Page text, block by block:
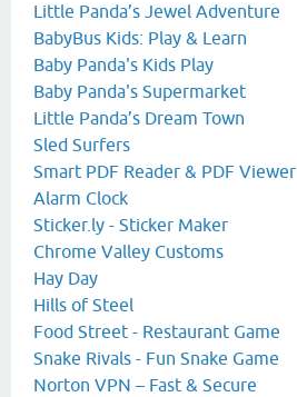
Little Panda’s Jewel Adventure
BabyBus Kids: Play & Learn
Baby Panda's Kids Play
Baby Panda's Supermarket
Little Panda’s Dream Town
Sled Surfers
Smart PDF Reader & PDF Viewer
Alarm Clock
Sticker.ly - Sticker Maker
Chrome Valley Customs
Hay Day
Hills of Steel
Food Street - Restaurant Game
Snake Rivals - Fun Snake Game
Norton VPN – Fast & Secure